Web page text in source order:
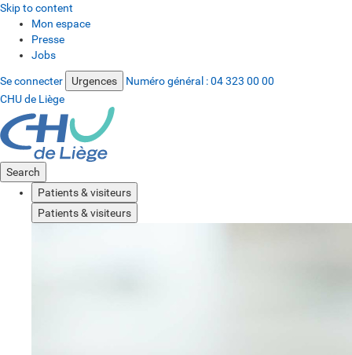
Skip to content
Mon espace
Presse
Jobs
Se connecter Urgences Numéro général :04 323 00 00
CHU de Liège
Search
Patients & visiteurs
Patients & visiteurs